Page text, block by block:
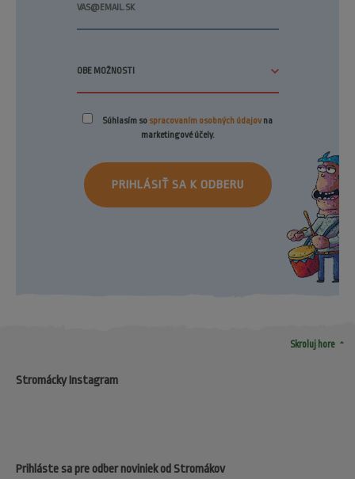
Súhlasím so spracovaním osobných údajovna
marketingové účely.
PRIHLÁSIŤ SA K ODBERU
Skroluj hore arrow_drop_up
Prihláste sa pre odber noviniek od Stromákov
Stromácky Instagram